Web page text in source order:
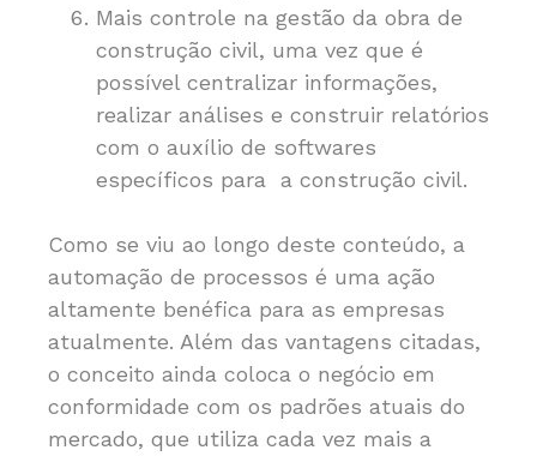
Mais controle na gestão da obra de
construção civil, uma vez que é
possível centralizar informações,
realizar análises e construir relatórios
com o auxílio de softwares
específicos para a construção civil.
Como se viu ao longo deste conteúdo, a
automação de processos é uma ação
altamente benéfica para as empresas
atualmente. Além das vantagens citadas,
o conceito ainda coloca o negócio em
conformidade com os padrões atuais do
mercado, que utiliza cada vez mais a